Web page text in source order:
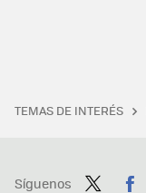
TEMAS DE INTERÉS
Síguenos